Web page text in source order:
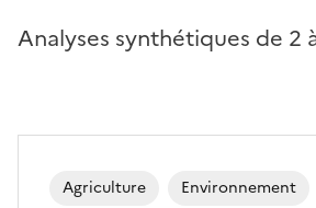
Analyses synthétiques de 2
Agriculture Environnement